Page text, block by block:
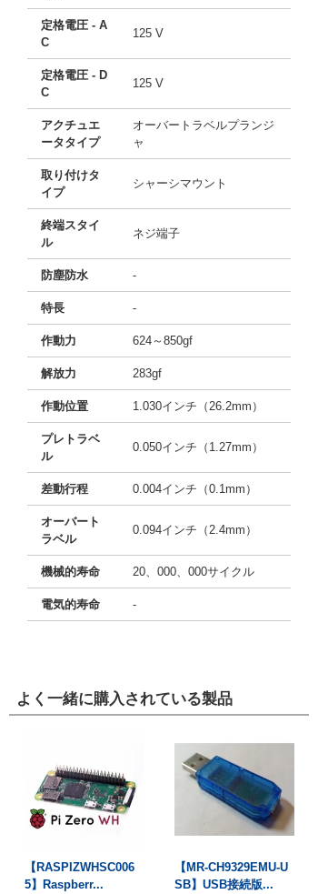
定格電圧 - A
C
125 V
定格電圧 - D
C
125 V
アクチュエ
ータタイプ
オーバートラベルプランジ
ャ
取り付けタ
イプ
シャーシマウント
終端スタイ
ル
ネジ端子
防塵防水 -
特長 -
作動力 624～850gf
解放力 283gf
作動位置 1.030インチ（26.2mm）
プレトラベ
ル
0.050インチ（1.27mm）
差動行程 0.004インチ（0.1mm）
オーバート
ラベル
0.094インチ（2.4mm）
機械的寿命 20、000、000サイクル
電気的寿命 -
よく一緒に購入されている製品
【RASPIZWHSC006
5】Raspberr...
【MR-CH9329EMU-U
SB】USB接続版...